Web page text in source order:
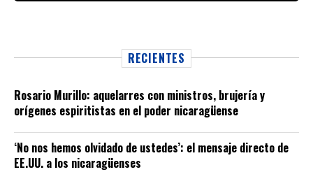
RECIENTES
Rosario Murillo: aquelarres con ministros, brujería y
orígenes espiritistas en el poder nicaragüense
‘No nos hemos olvidado de ustedes’: el mensaje directo de
EE.UU. a los nicaragüenses